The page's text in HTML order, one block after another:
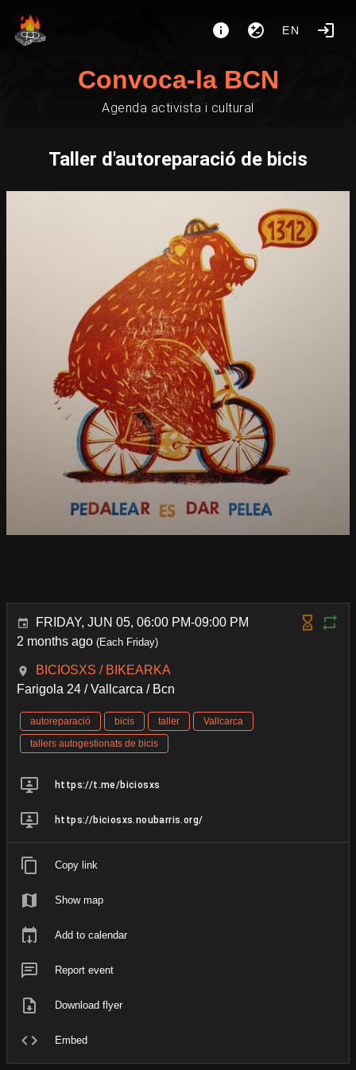
EN
Convoca-la BCN
Agenda activista i cultural
Taller d'autoreparació de bicis
FRIDAY, JUN 05, 06:00 PM-09:00 PM
2 months ago (Each Friday)
BICIOSXS / BIKEARKA
Farigola 24 / Vallcarca / Bcn
autoreparació bicis taller
Vallcarca
tallers autogestionats de bicis
https://t.me/biciosxs
https://biciosxs.noubarris.org/
Copy link
Show map
Add to calendar
Report event
Download flyer
Embed